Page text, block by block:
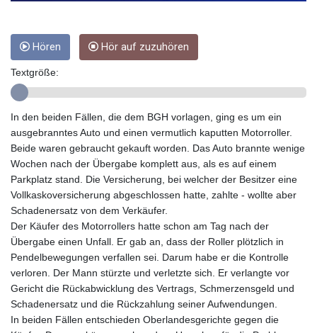
GGP 0.857346
GMD 85.360325
10130.304785
GTQ 8.80021
GYD 241.302858
HKD 9.049284
HNL 30.914302
HRK 7.536546
HTG 150.809283
HUF 364.573259
IDR
20594.998152
ILS 3.463666
IMP 0.857346
INR 109.83378
IQD 1510.89449
Hören Hör auf zuzuhören
Textgröße:
In den beiden Fällen, die dem BGH vorlagen, ging es um ein
ausgebranntes Auto und einen vermutlich kaputten Motorroller.
Beide waren gebraucht gekauft worden. Das Auto brannte wenige
Wochen nach der Übergabe komplett aus, als es auf einem
Parkplatz stand. Die Versicherung, bei welcher der Besitzer eine
Vollkaskoversicherung abgeschlossen hatte, zahlte - wollte aber
Schadenersatz von dem Verkäufer.
Der Käufer des Motorrollers hatte schon am Tag nach der
Übergabe einen Unfall. Er gab an, dass der Roller plötzlich in
Pendelbewegungen verfallen sei. Darum habe er die Kontrolle
verloren. Der Mann stürzte und verletzte sich. Er verlangte vor
Gericht die Rückabwicklung des Vertrags, Schmerzensgeld und
Schadenersatz und die Rückzahlung seiner Aufwendungen.
In beiden Fällen entschieden Oberlandesgerichte gegen die